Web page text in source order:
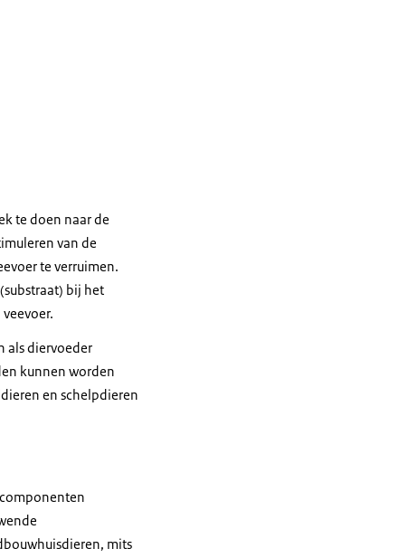
te doen naar de
van de
te verruimen.
bij het
als diervoeder
kunnen worden
en schelpdieren
mits